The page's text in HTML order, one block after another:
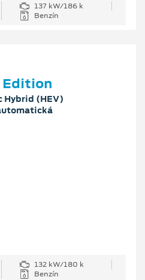
137 kW/186 k
Benzín
Edition
Hybrid (HEV)
132 kW/180 k
Benzín